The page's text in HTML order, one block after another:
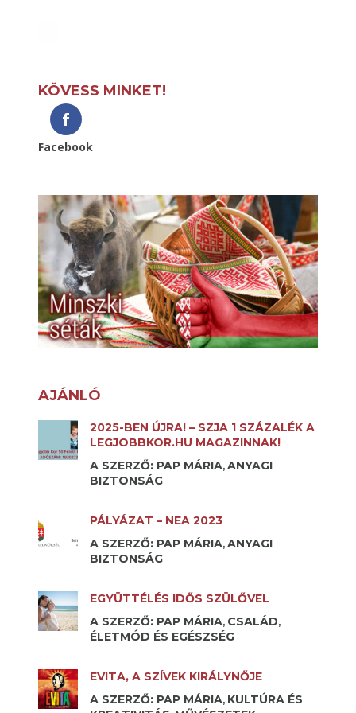
KÖVESS MINKET!
Facebook
AJÁNLÓ
2025-BEN ÚJRA! – SZJA 1 SZÁZALÉK A
LEGJOBBKOR.HU MAGAZINNAK!
A SZERZŐ: PAP MÁRIA,ANYAGI
BIZTONSÁG
PÁLYÁZAT – NEA 2023
A SZERZŐ: PAP MÁRIA,ANYAGI
BIZTONSÁG
EGYÜTTÉLÉS IDŐS SZÜLŐVEL
A SZERZŐ: PAP MÁRIA, CSALÁD,
ÉLETMÓD ÉS EGÉSZSÉG
EVITA, A SZÍVEK KIRÁLYNŐJE
A SZERZŐ: PAP MÁRIA, KULTÚRA ÉS